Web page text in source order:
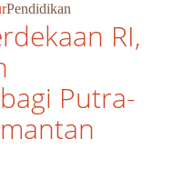
Pendidikan
RI,
Putra-